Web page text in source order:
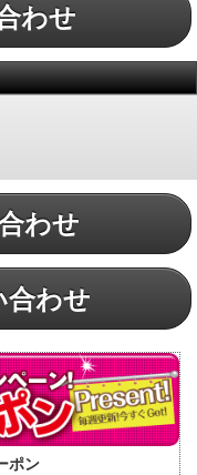
わせ
わせ
合わせ
ポン